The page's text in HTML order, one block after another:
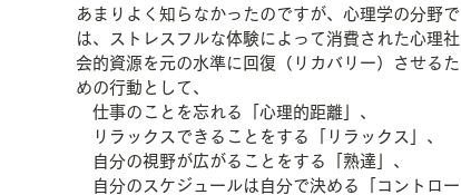
あまりよく知らなかったのですが、心理学の分野で
は、ストレスフルな体験によって消費された心理社
会的資源を元の水準に回復（リカバリー）させるた
めの行動として、
仕事のことを忘れる「心理的距離」、
リラックスできることをする「リラックス」、
自分の視野が広がることをする「熟達」、
自分のスケジュールは自分で決める「コントロー